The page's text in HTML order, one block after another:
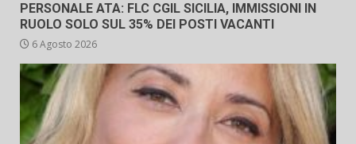
PERSONALE ATA: FLC CGIL SICILIA, IMMISSIONI IN
RUOLO SOLO SUL 35% DEI POSTI VACANTI
6 Agosto 2026